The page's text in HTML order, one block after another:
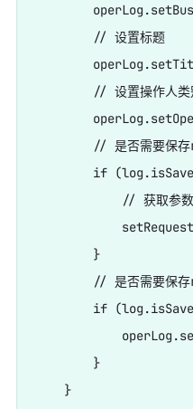
        // 设置标题
// 设置操作人类
// 是否需要保
if
// 获取参数
        }
// 是否需要保
if
        }
    }